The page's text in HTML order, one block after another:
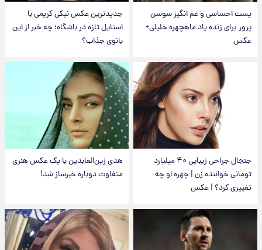
پست احساسی و غم انگیز سوسن
پرور برای زنده یاد ماهچهره خلیلی+
عکس
جدیدترین عکس نیکی کریمی با
استایل تازه در باشگاه؛ چه خبر از این
بانوی جذاب؟
جنجال جراحی زیبایی ۴۰ میلیارد
تومانی خواننده زن | چهره او چه
تغییری کرد؟ | عکس
هدی زین‌العابدین با یک عکس هنری
متفاوت دوباره خبرساز شد!